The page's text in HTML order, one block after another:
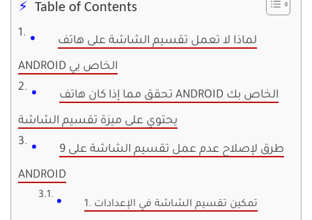
Table of Contents
لماذا لا تعمل تقسيم الشاشة على هاتف
ANDROID الخاص بي
تحقق مما إذا كان هاتف ANDROID الخاص بك
يحتوي على ميزة تقسيم الشاشة
9 طرق لإصلاح عدم عمل تقسيم الشاشة على
ANDROID
1. تمكين تقسيم الشاشة في الإعدادات